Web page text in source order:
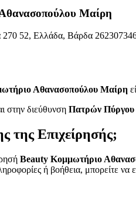
Μαίρη
52, Ελλάδα, Βάρδα
Αθανασοπούλου Μαίρη
στην διεύθυνση Πατρών Πύργου
της Επιχείρησής;
Beauty Κομμωτήριο
ή βοήθεια, μπορείτε να